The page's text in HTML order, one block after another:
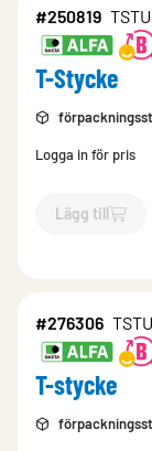
#250819
T-Stycke
Logga in för pris
Lägg till
`$Lägg till
#276306
T-stycke